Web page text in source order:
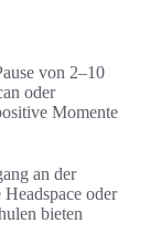
von 2–10
oder
Momente
an der
oder
bieten